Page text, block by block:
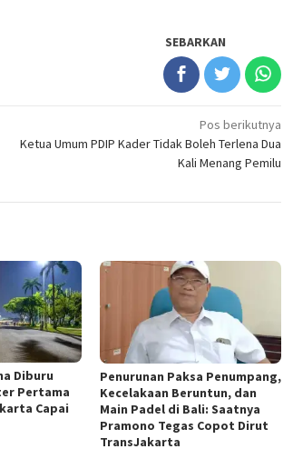
SEBARKAN
Pos berikutnya
Ketua Umum PDIP Kader Tidak Boleh Terlena Dua
Kali Menang Pemilu
Diburu
Pertama
Capai
Penurunan Paksa Penumpang,
Kecelakaan Beruntun, dan
Main Padel di Bali: Saatnya
Pramono Tegas Copot Dirut
TransJakarta